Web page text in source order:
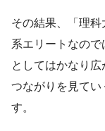
その結果、「理
系エリートなの
としてはかなり
つながりを見てい
す。